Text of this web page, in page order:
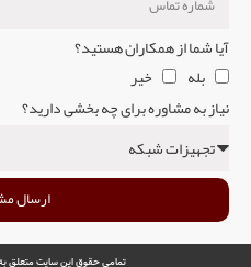
آیا شما از همکاران هستید؟
بله
خیر
نیاز به مشاوره برای چه بخشی دارید؟
ارسال
تمامی حقوق این سایت متعلق